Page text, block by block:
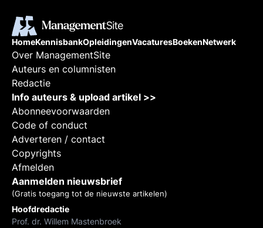
HomeKennisbankOpleidingenVacaturesBoekenNetwerk
Over ManagementSite
Auteurs en columnisten
Redactie
Info auteurs & upload artikel >>
Abonneevoorwaarden
Code of conduct
Adverteren / contact
Copyrights
Afmelden
Aanmelden nieuwsbrief
(Gratis toegang tot de nieuwste artikelen)
Hoofdredactie
Prof. dr. Willem Mastenbroek